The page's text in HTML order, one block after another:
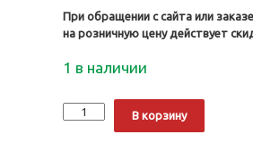
При обращении с сайта или
на розничную цену действует
1 в наличии
Количество
Поршень
В корзину